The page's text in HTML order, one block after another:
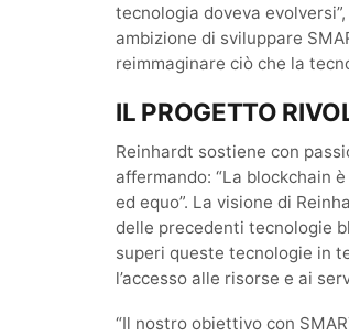
tecnologia doveva
ambizione di sviluppare
reimmaginare ciò che la
IL PROGETTO
Reinhardt sostiene con
affermando: “La blockchain
ed equo”. La visione di
delle precedenti tecnologie
superi queste tecnologie in
l’accesso alle risorse e ai
“Il nostro obiettivo con